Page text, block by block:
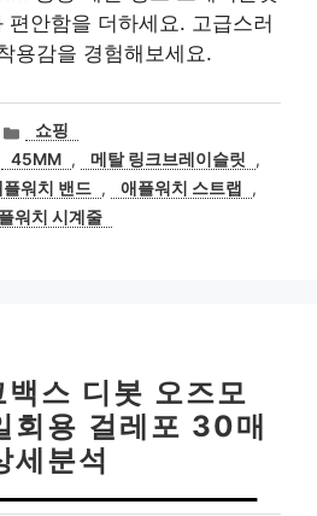
편안함을 더하세요. 고급스러
용감을 경험해보세요.
카
테
고
리
쇼핑
45MM , 메탈 링크브레이슬릿
,
플워치 밴드 , 애플워치 스트랩
,
워치 시계줄
스 디봇 오즈모
회용 걸레포 30매
세분석